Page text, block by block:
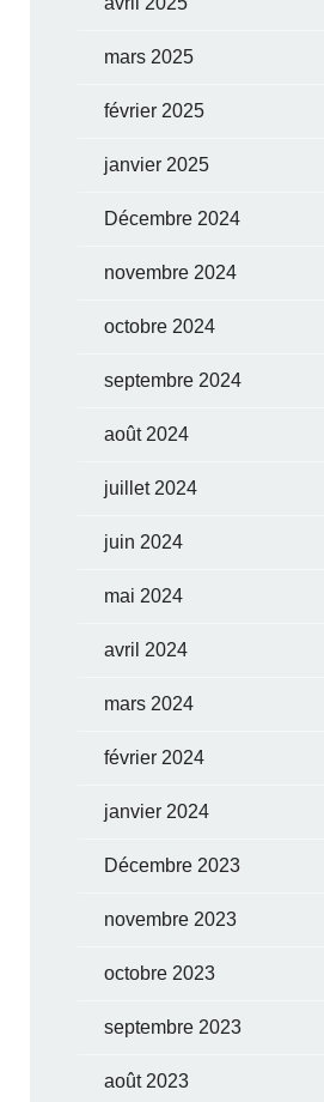
mars 2025
février 2025
janvier 2025
Décembre 2024
novembre 2024
octobre 2024
septembre 2024
août 2024
juillet 2024
juin 2024
mai 2024
avril 2024
mars 2024
février 2024
janvier 2024
Décembre 2023
novembre 2023
octobre 2023
septembre 2023
août 2023